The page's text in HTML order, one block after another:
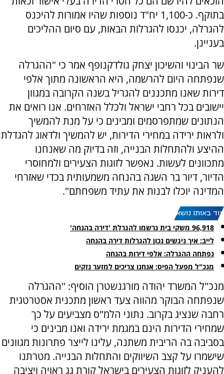
בתוקף. כ-1,100 יח"ד נוספות שהיו אמורות להיכנס
להגרלה, יכנסו להגרלות הבאות, עם סיום ההליכים
בעניינן.
שר הבינוי והשיכון יצחק גולדקנופף אמר כי "ההגרלה
שנפתחה היום להרשמה, היא הראשונה מתוך אלפי
דירות שאנו מתכננים להגריל בשנה הקרובה במגוון
יישובים בכל רחבי ישראל ולכלל האזרחים. אנו רואים את
הנתונים שמתפרסמים ומבינים כי על מנת להמשיך
ולראות ירידה במחירי הדירות, יש להמשיך ולדאוג להגדלת
ההיצע ולהתחלות הבנייה, וזה בדיוק מה שאנחנו
מתכוונים לעשות. נאפשר לזוגות הצעירים ולמחוסרי
הדיור, דיור בר השגה בהנחה משמעותית בכדי שאזרחי
המדינה יוכלו לבנות את עתיד משפחתם".
עוד באותו נושא:
96,918 משקי בית נרשמו להגרלת 'דירה בהנחה'
לייב: איך ניגשים נכון להגרלות דירה בהנחה
נפתחה ההגרלה: אלפי דירות בהנחה
מנכ"ל מפעל הפיס: אנחנו צריכים למזער נזקים
מנכ"ל המשרד יהודה מורגנשטרן הוסיף: "ההגרלה
שנפתחה הבוקר מהווה צעד ראשון מתכנית אסטרטגית
רחבה שנציג בקרוב. נתוני הלמ"ס מצביעים על כך
שמחירי הדירות הינם במגמת ירידה ואנו מבינים כי
בסביבה בה הריבית משתנה, עלינו לייצר פתרונות מגוונים
שישמרו על קצב השיווקים והתחלות הבנייה. מטרתנו
להעניק לזוגות הצעירים בישראל קורת גג ראויה ויציבה